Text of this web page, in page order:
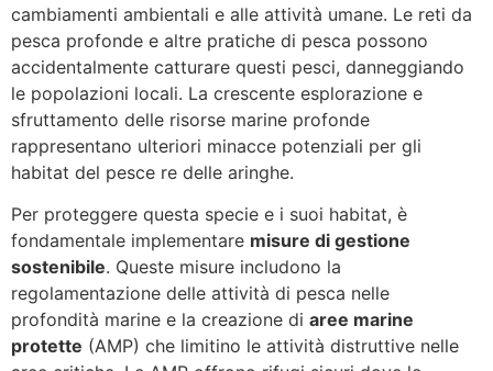
cambiamenti ambientali e alle attività umane. Le reti da
pesca profonde e altre pratiche di pesca possono
accidentalmente catturare questi pesci, danneggiando
le popolazioni locali. La crescente esplorazione e
sfruttamento delle risorse marine profonde
rappresentano ulteriori minacce potenziali per gli
habitat del pesce re delle aringhe.
Per proteggere questa specie e i suoi habitat, è
fondamentale implementare misure di gestione
sostenibile. Queste misure includono la
regolamentazione delle attività di pesca nelle
profondità marine e la creazione di aree marine
protette (AMP) che limitino le attività distruttive nelle